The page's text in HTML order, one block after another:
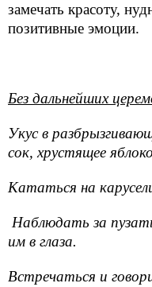
замечать красоту,
позитивные эмоции.
Без дальнейших
Укус в
сок, хрустящее
Кататься на
Наблюдать за
им в глаза.
Встречаться и